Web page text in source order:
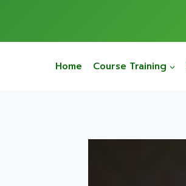
Home Course Training